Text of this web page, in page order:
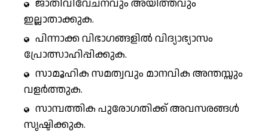
ജാതിവിവേചനവും അയിത്തവും
ഇല്ലാതാക്കുക.
പിന്നാക്ക വിഭാഗങ്ങളിൽ വിദ്യാഭ്യാസം
പ്രോത്സാഹിപ്പിക്കുക.
സാമൂഹിക സമത്വവും മാനവിക അന്തസ്സും
വളർത്തുക.
സാമ്പത്തിക പുരോഗതിക്ക് അവസരങ്ങൾ
സൃഷ്ടിക്കുക.